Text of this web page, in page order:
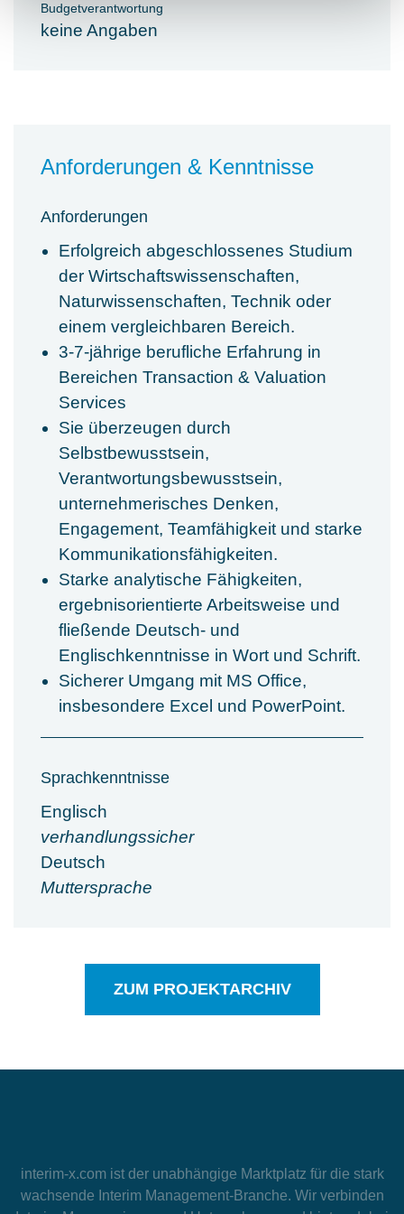
Budgetverantwortung
keine Angaben
Anforderungen & Kenntnisse
Anforderungen
Erfolgreich abgeschlossenes Studium
der Wirtschaftswissenschaften,
Naturwissenschaften, Technik oder
einem vergleichbaren Bereich.
3-7-jährige berufliche Erfahrung in
Bereichen Transaction & Valuation
Services
Sie überzeugen durch
Selbstbewusstsein,
Verantwortungsbewusstsein,
unternehmerisches Denken,
Engagement, Teamfähigkeit und starke
Kommunikationsfähigkeiten.
Starke analytische Fähigkeiten,
ergebnisorientierte Arbeitsweise und
fließende Deutsch- und
Englischkenntnisse in Wort und Schrift.
Sicherer Umgang mit MS Office,
insbesondere Excel und PowerPoint.
Sprachkenntnisse
Englisch
verhandlungssicher
Deutsch
Muttersprache
ZUM PROJEKTARCHIV
interim-x.comist der unabhängige Marktplatz für die stark
wachsende Interim Management-Branche. Wir verbinden